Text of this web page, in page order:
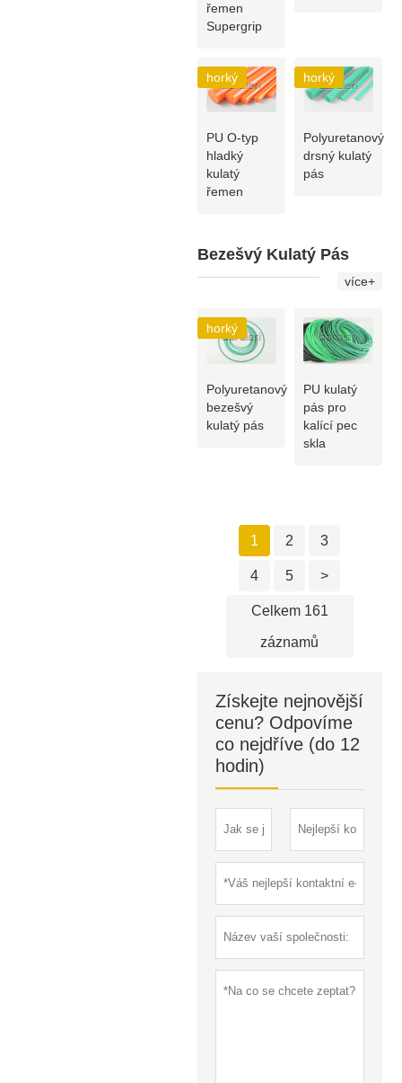
řemen
Supergrip
horký
PU O-typ
hladký
kulatý
řemen
horký
Polyuretanový
drsný kulatý
pás
Bezešvý Kulatý Pás
více+
horký
Polyuretanový
bezešvý
kulatý pás
PU kulatý
pás pro
kalící pec
skla
1 2 3
4 5 >
Celkem 161
záznamů
Získejte nejnovější
cenu? Odpovíme
co nejdříve (do 12
hodin)